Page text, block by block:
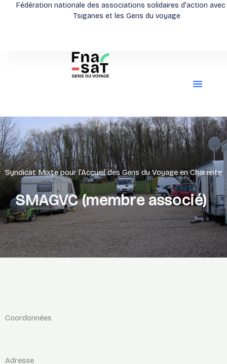
Fédération nationale des associations solidaires d'action avec
Tsiganes et les Gens du voyage
Syndicat Mixte pour l’Accueil des Gens du Voyage en Charente
SMAGVC (membre associé)
Coordonnées
Adresse